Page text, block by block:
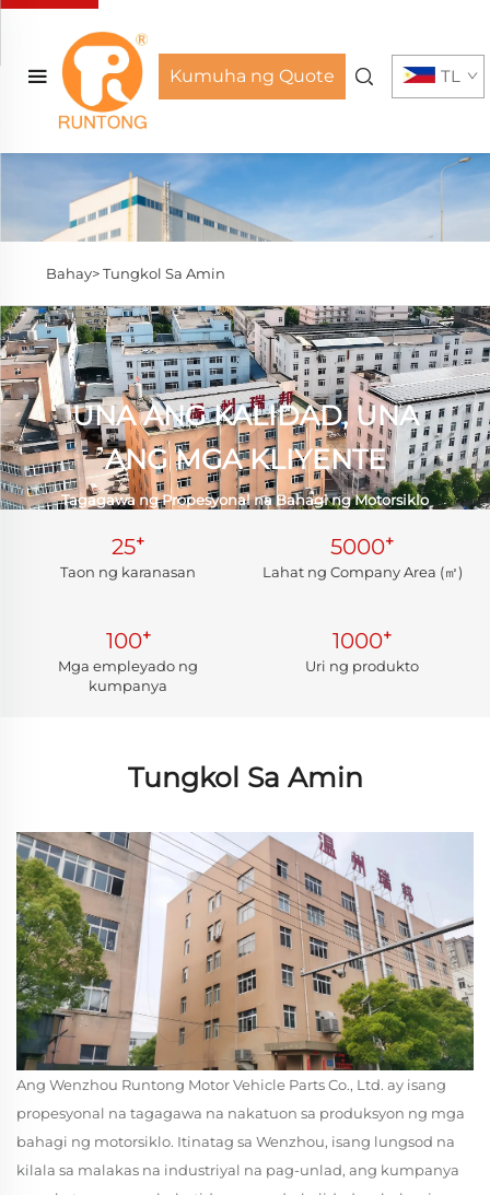
Kumuha ng Quote TL
Bahay>Tungkol Sa Amin
UNA ANG KALIDAD, UNA
ANG MGA KLIYENTE
Tagagawa ng Propesyonal na Bahagi ng Motorsiklo
25+
Taon ng karanasan
5000+
Lahat ng Company Area (㎡)
100+
Mga empleyado ng
kumpanya
1000+
Uri ng produkto
Tungkol Sa Amin
Ang Wenzhou Runtong Motor Vehicle Parts Co., Ltd. ay isang
propesyonal na tagagawa na nakatuon sa produksyon ng mga
bahagi ng motorsiklo. Itinatag sa Wenzhou, isang lungsod na
kilala sa malakas na industriyal na pag-unlad, ang kumpanya